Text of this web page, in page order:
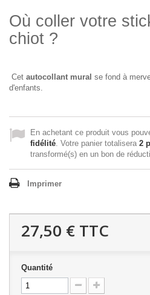
Où coller votre
chiot ?
Cet autocollant mural se fond à
d'enfants.
En achetant ce produit vous
fidélité. Votre panier totalisera 2
transformé(s) en un bon de
Imprimer
27,50 € TTC
Quantité